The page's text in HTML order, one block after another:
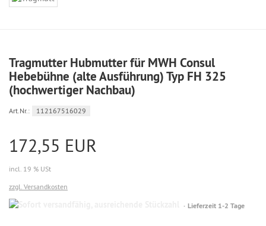
Tragmutter Hubmutter für MWH Consul
Hebebühne (alte Ausführung) Typ FH 325
(hochwertiger Nachbau)
Art.Nr.: 112167516029
172,55 EUR
incl. 19 % USt
zzgl. Versandkosten
Sofort
Lieferzeit 1-2 Tage